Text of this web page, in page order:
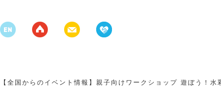
【全国からのイベント情報】親子向けワークショップ 遊ぼう！